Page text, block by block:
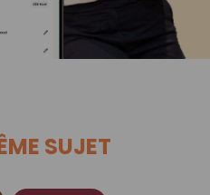
SUJET